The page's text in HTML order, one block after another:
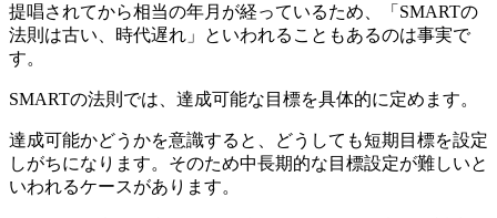
提唱されてから相当の年月が経っているため、「SMARTの
法則は古い、時代遅れ」といわれることもあるのは事実で
す。
SMARTの法則では、達成可能な目標を具体的に定めます。
達成可能かどうかを意識すると、どうしても短期目標を設定
しがちになります。そのため中長期的な目標設定が難しいと
いわれるケースがあります。